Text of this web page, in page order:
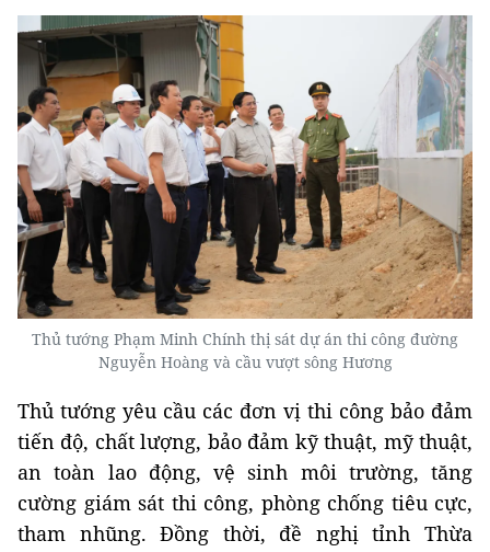
Thủ tướng Phạm Minh Chính thị sát dự án thi công đường
Nguyễn Hoàng và cầu vượt sông Hương
Thủ tướng yêu cầu các đơn vị thi công bảo đảm
tiến độ, chất lượng, bảo đảm kỹ thuật, mỹ thuật,
an toàn lao động, vệ sinh môi trường, tăng
cường giám sát thi công, phòng chống tiêu cực,
tham nhũng. Đồng thời, đề nghị tỉnh Thừa